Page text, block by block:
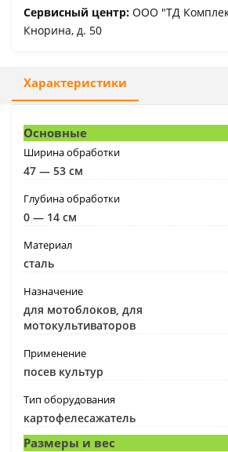
Сервисный центр: ООО "ТД
Кнорина, д. 50
Характеристики
Основные
Ширина обработки
47 — 53 см
Глубина обработки
0 — 14 см
Материал
сталь
Назначение
для мотоблоков, для
мотокультиваторов
Применение
посев культур
Тип оборудования
картофелесажатель
Размеры и вес